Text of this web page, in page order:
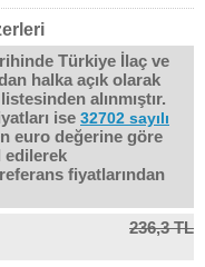
Türkiye İlaç ve
halka açık olarak
alınmıştır.
ise 32702 sayılı
euro değerine göre
edilerek
fiyatlarından
236,3 TL